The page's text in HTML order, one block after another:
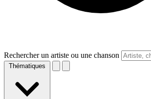
Rechercher un artiste ou une chanson
Thématiques